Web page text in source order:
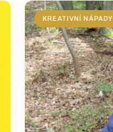
KREATIVNÍ NÁPADY